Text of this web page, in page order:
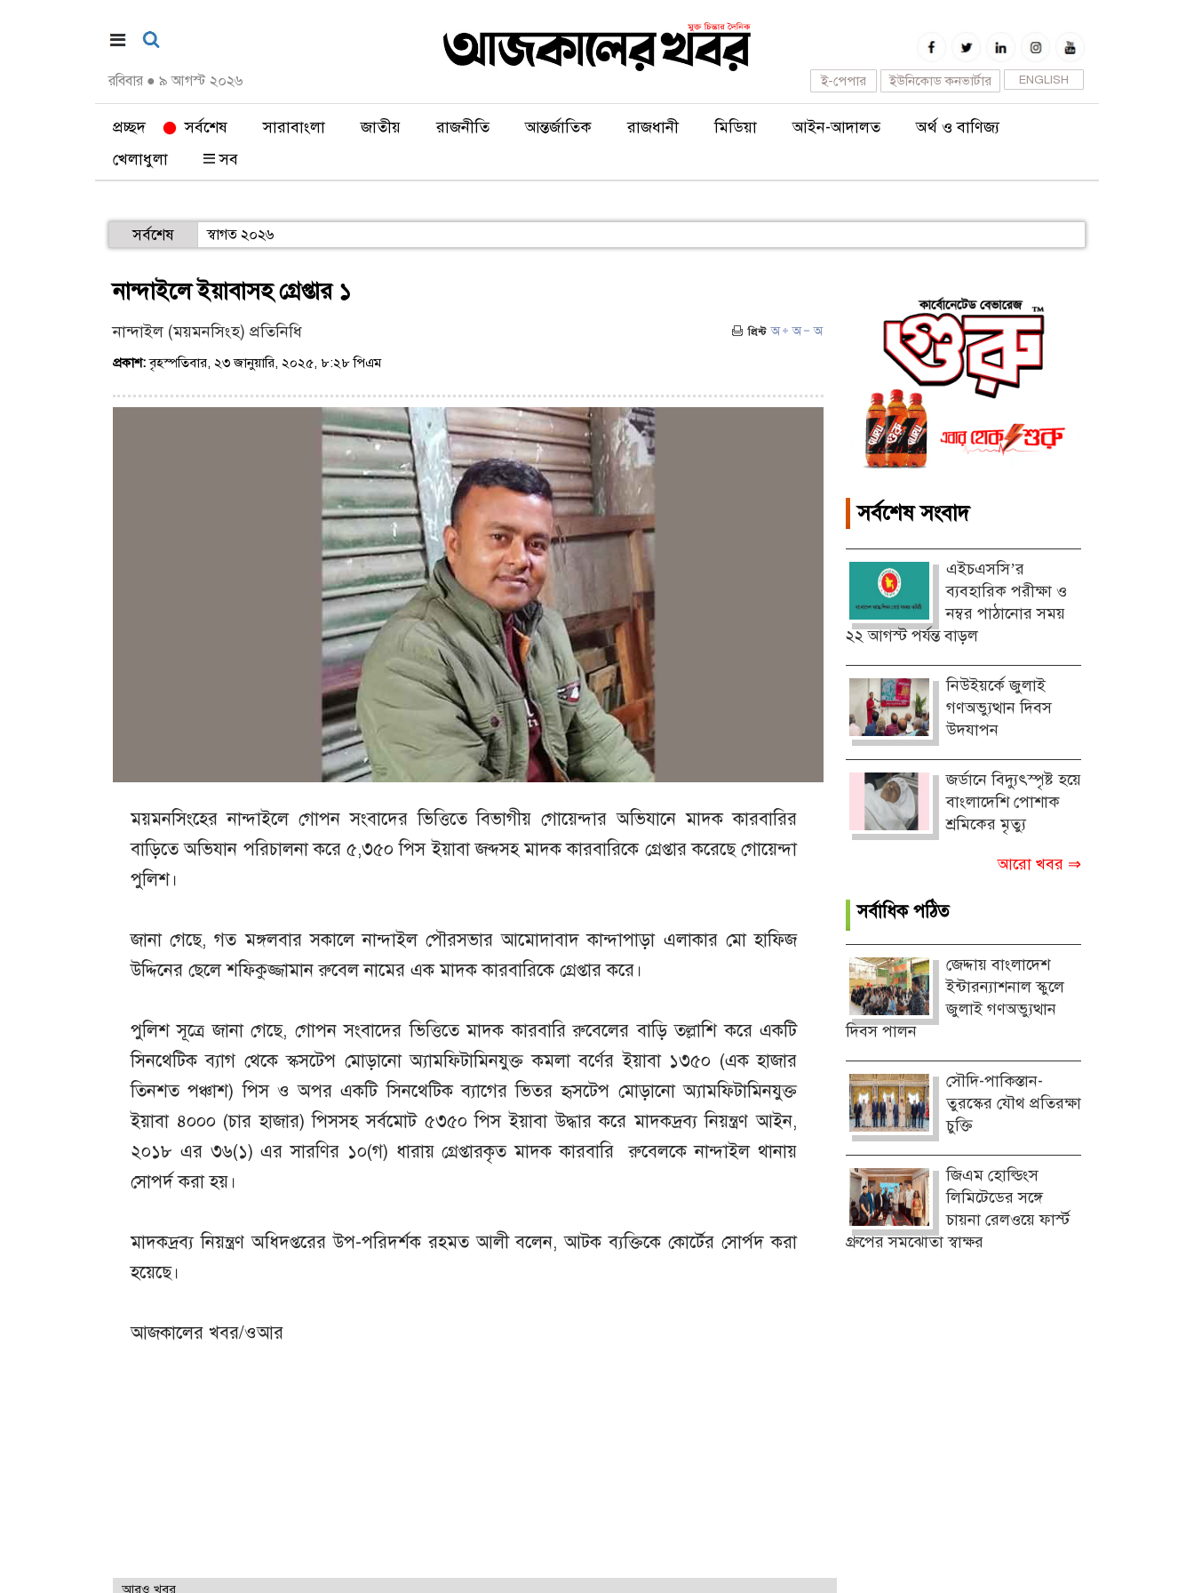
রবিবার ● ৯ আগস্ট ২০২৬ ENGLISH
ইউনিকোড কনভার্টার
ই-পেপার
প্রচ্ছদ সর্বশেষ সারাবাংলা জাতীয় রাজনীতি আন্তর্জাতিক রাজধানী মিডিয়া আইন-আদালত
অর্থ ও বাণিজ্য
খেলাধুলা
সব
সর্বশেষ স্বাগত ২০২৬
নান্দাইলে ইয়াবাসহ গ্রেপ্তার ১
নান্দাইল (ময়মনসিংহ) প্রতিনিধি
প্রকাশ:বৃহস্পতিবার, ২৩ জানুয়ারি, ২০২৫, ৮:২৮ পিএম
ময়মনসিংহের নান্দাইলে গোপন সংবাদের ভিত্তিতে বিভাগীয় গোয়েন্দার অভিযানে মাদক কারবারির
বাড়িতে অভিযান পরিচালনা করে ৫,৩৫০ পিস ইয়াবা জব্দসহ মাদক কারবারিকে গ্রেপ্তার করেছে গোয়েন্দা
পুলিশ।
জানা গেছে, গত মঙ্গলবার সকালে নান্দাইল পৌরসভার আমোদাবাদ কান্দাপাড়া এলাকার মো হাফিজ
উদ্দিনের ছেলে শফিকুজ্জামান রুবেল নামের এক মাদক কারবারিকে গ্রেপ্তার করে।
পুলিশ সূত্রে জানা গেছে, গোপন সংবাদের ভিত্তিতে মাদক কারবারি রুবেলের বাড়ি তল্লাশি করে একটি
সিনথেটিক ব্যাগ থেকে স্কসটেপ মোড়ানো অ্যামফিটামিনযুক্ত কমলা বর্ণের ইয়াবা ১৩৫০ (এক হাজার
তিনশত পঞ্চাশ) পিস ও অপর একটি সিনথেটিক ব্যাগের ভিতর হৃসটেপ মোড়ানো অ্যামফিটামিনযুক্ত
ইয়াবা ৪০০০ (চার হাজার) পিসসহ সর্বমোট ৫৩৫০ পিস ইয়াবা উদ্ধার করে মাদকদ্রব্য নিয়ন্ত্রণ আইন,
২০১৮ এর ৩৬(১) এর সারণির ১০(গ) ধারায় গ্রেপ্তারকৃত মাদক কারবারি রুবেলকে নান্দাইল থানায়
সোপর্দ করা হয়।
মাদকদ্রব্য নিয়ন্ত্রণ অধিদপ্তরের উপ-পরিদর্শক রহমত আলী বলেন, আটক ব্যক্তিকে কোর্টের সোর্পদ করা
হয়েছে।
আজকালের খবর/ওআর
আরও খবর
সর্বশেষ সংবাদ
এইচএসসি’র
ব্যবহারিক পরীক্ষা ও
নম্বর পাঠানোর সময়
২২ আগস্ট পর্যন্ত বাড়ল
নিউইয়র্কে জুলাই
গণঅভ্যুত্থান দিবস
উদযাপন
জর্ডানে বিদ্যুৎস্পৃষ্ট হয়ে
বাংলাদেশি পোশাক
শ্রমিকের মৃত্যু
আরো খবর ⇒
সর্বাধিক পঠিত
জেদ্দায় বাংলাদেশ
ইন্টারন্যাশনাল স্কুলে
জুলাই গণঅভ্যুত্থান
দিবস পালন
সৌদি-পাকিস্তান-
তুরস্কের যৌথ প্রতিরক্ষা
চুক্তি
জিএম হোল্ডিংস
লিমিটেডের সঙ্গে
চায়না রেলওয়ে ফার্স্ট
গ্রুপের সমঝোতা স্বাক্ষর